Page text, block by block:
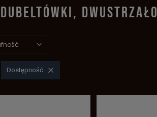
DUBELTÓWKI,
Dostępność